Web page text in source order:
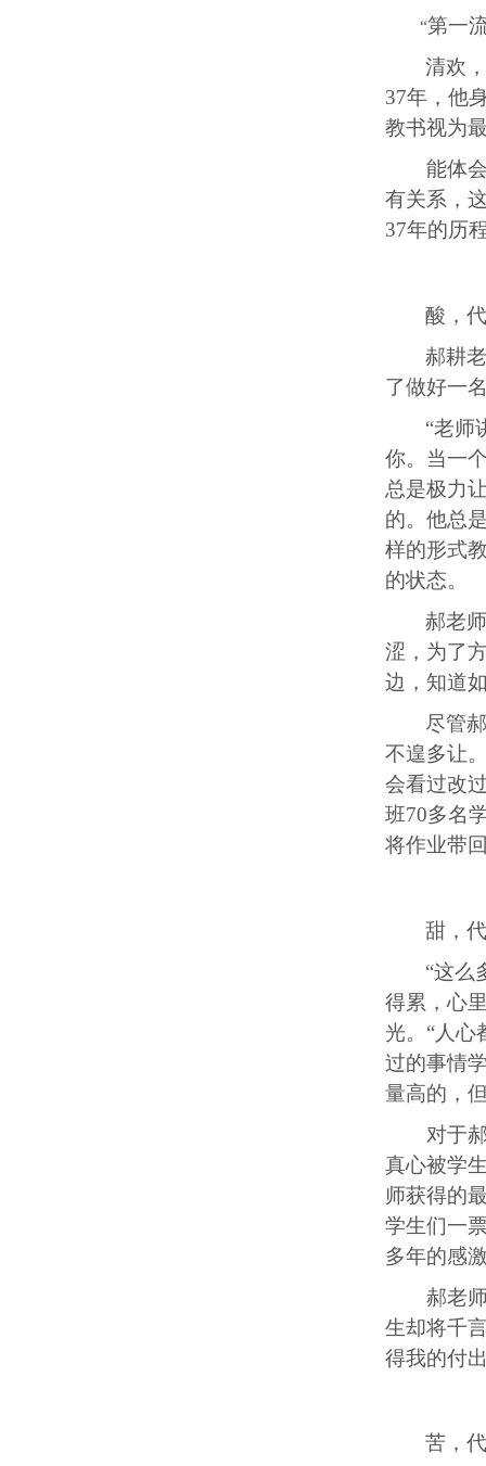
“第一
清欢
37年，他
教书视为
能体
有关系，
37年的历
酸，
郝耕
了做好一
“老师
你。当一
总是极力
的。他总
样的形式
的状态。
郝老
涩，为了
边，知道
尽管
不遑多让
会看过改
班70多名
将作业带
甜，
“这么
得累，心
光。“人心
过的事情
量高的，
对于
真心被学
师获得的
学生们一
多年的感
郝老
生却将千
得我的付
苦，